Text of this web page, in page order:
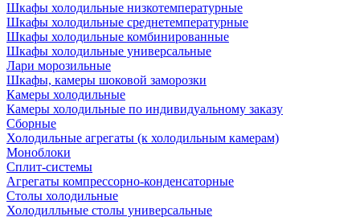
Шкафы холодильные низкотемпературные
Шкафы холодильные среднетемпературные
Шкафы холодильные комбинированные
Шкафы холодильные универсальные
Лари морозильные
Шкафы, камеры шоковой заморозки
Камеры холодильные
Камеры холодильные по индивидуальному заказу
Сборные
Холодильные агрегаты (к холодильным камерам)
Моноблоки
Сплит-системы
Агрегаты компрессорно-конденсаторные
Столы холодильные
Холодилльные столы универсальные